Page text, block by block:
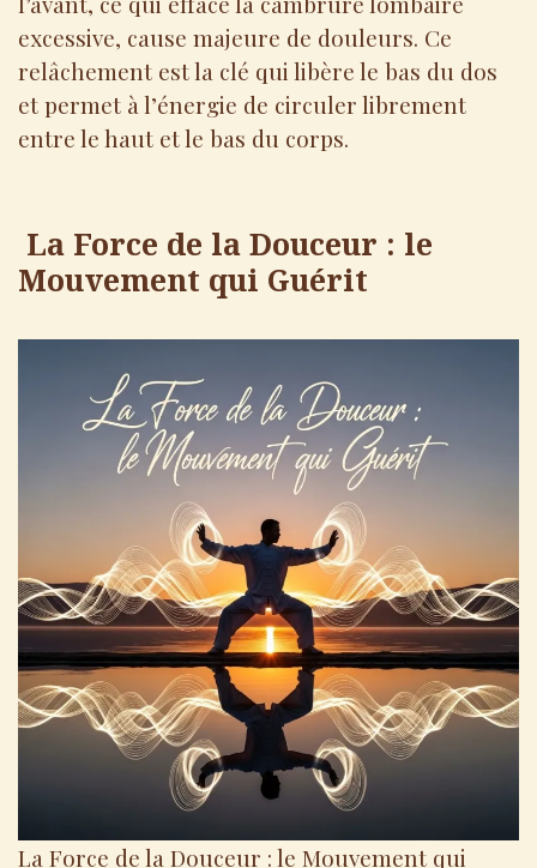
excessive, cause majeure de douleurs. Ce
relâchement est la clé qui libère le bas du dos
et permet à l’énergie de circuler librement
entre le haut et le bas du corps.
La Force de la Douceur : le
Mouvement qui Guérit
La Force de la Douceur : le Mouvement qui